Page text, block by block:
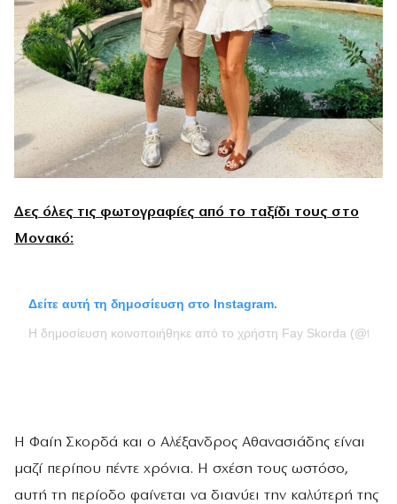
Δες όλες τις φωτογραφίες από το ταξίδι τους στο
Μονακό:
Δείτε αυτή τη δημοσίευση στο Instagram.
Η δημοσίευση κοινοποιήθηκε από το χρήστη Fay Skorda
Η Φαίη Σκορδά και ο Αλέξανδρος Αθανασιάδης είναι
μαζί περίπου πέντε χρόνια. Η σχέση τους ωστόσο,
αυτή τη περίοδο φαίνεται να διανύει την καλύτερή της